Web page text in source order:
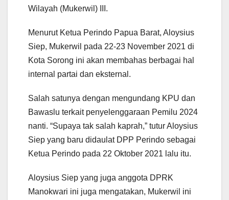
Wilayah (Mukerwil) III.
Menurut Ketua Perindo Papua Barat, Aloysius
Siep, Mukerwil pada 22-23 November 2021 di
Kota Sorong ini akan membahas berbagai hal
internal partai dan eksternal.
Salah satunya dengan mengundang KPU dan
Bawaslu terkait penyelenggaraan Pemilu 2024
nanti. “Supaya tak salah kaprah,” tutur Aloysius
Siep yang baru didaulat DPP Perindo sebagai
Ketua Perindo pada 22 Oktober 2021 lalu itu.
Aloysius Siep yang juga anggota DPRK
Manokwari ini juga mengatakan, Mukerwil ini